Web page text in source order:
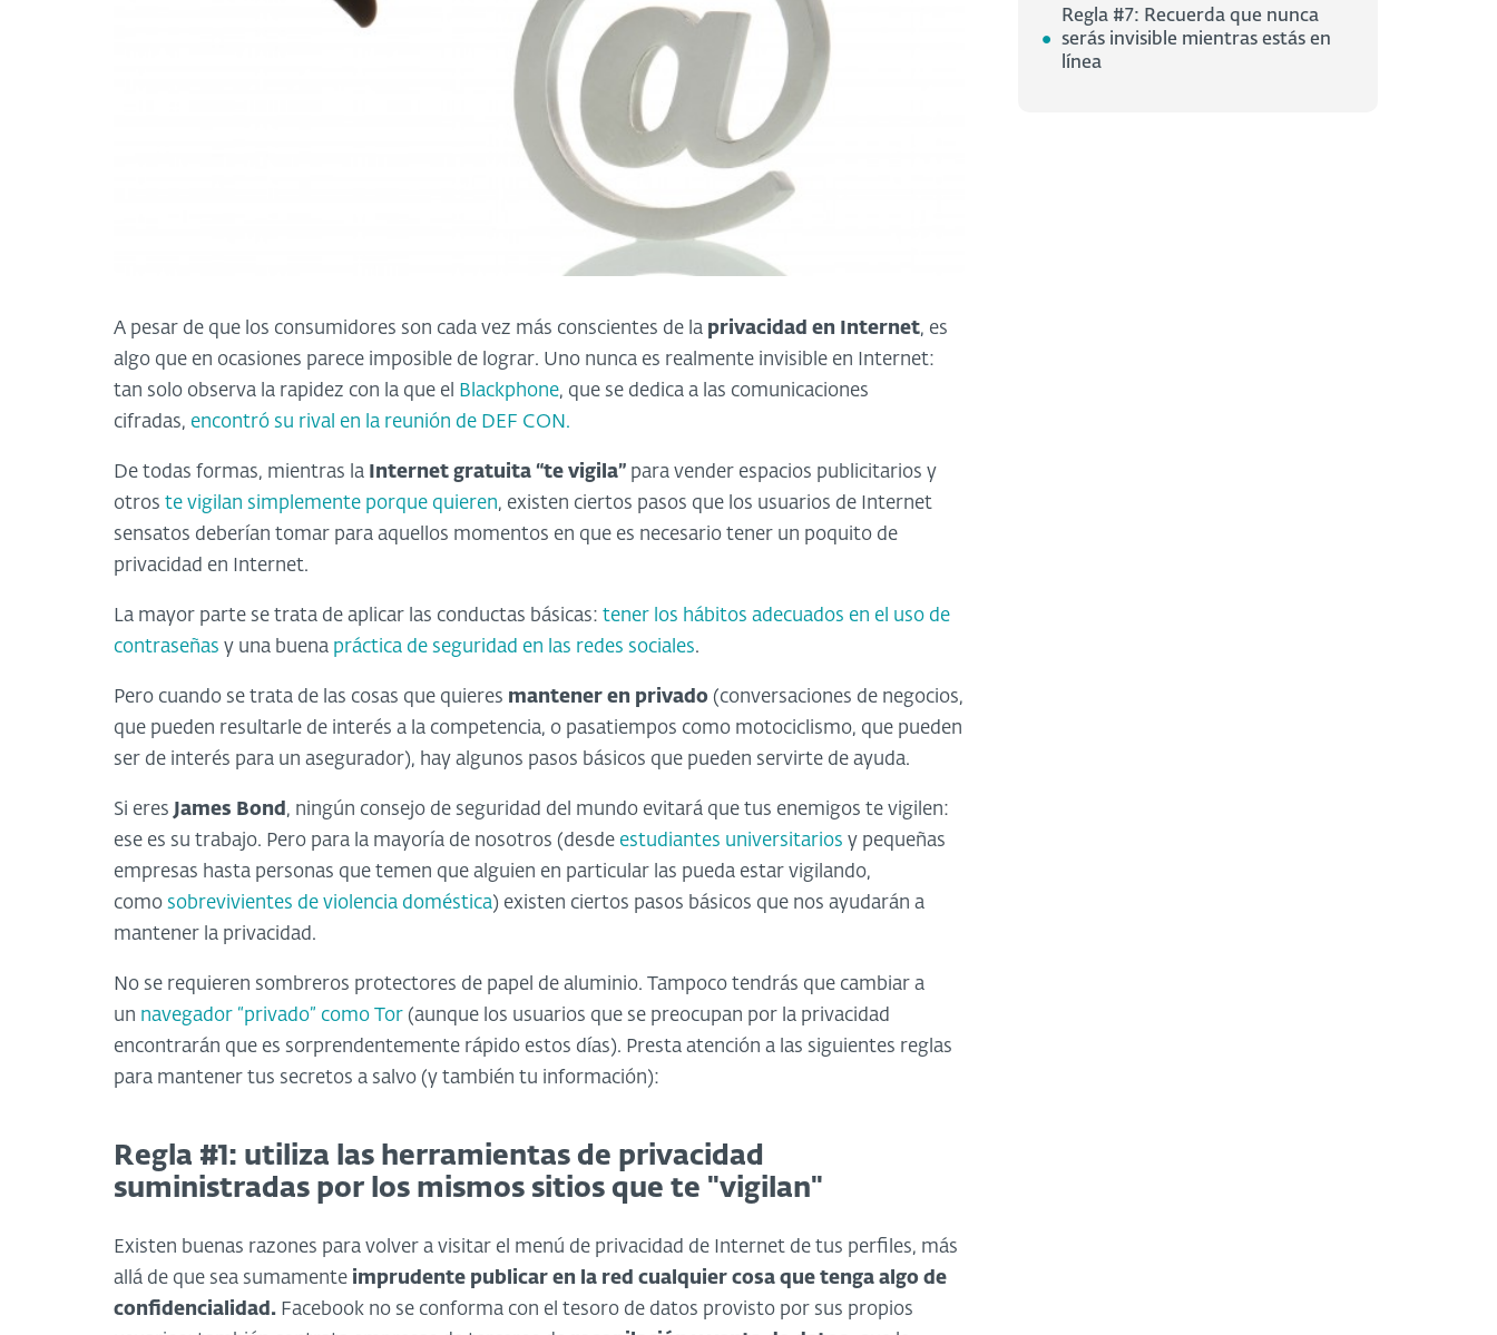
A pesar de que los consumidores son cada vez más conscientes de la privacidad en Internet, es
algo que en ocasiones parece imposible de lograr. Uno nunca es realmente invisible en Internet:
tan solo observa la rapidez con la que el
Blackphone, que se dedica a las comunicaciones
cifradas, encontró su rival en la reunión de DEF CON.
De todas formas, mientras la Internet gratuita “te vigila” para vender espacios publicitarios y
otros te vigilan simplemente porque quieren, existen ciertos pasos que los usuarios de Internet
sensatos deberían tomar para aquellos momentos en que es necesario tener un poquito de
privacidad en Internet.
La mayor parte se trata de aplicar las conductas básicas: tener los hábitos adecuados en el uso de
contraseñas y una buena práctica de seguridad en las redes sociales.
Pero cuando se trata de las cosas que quieres mantener en privado (conversaciones de negocios,
que pueden resultarle de interés a la competencia, o pasatiempos como motociclismo, que pueden
ser de interés para un asegurador), hay algunos pasos básicos que pueden servirte de ayuda.
Si eres James Bond , ningún consejo de seguridad del mundo evitará que tus enemigos te vigilen:
ese es su trabajo. Pero para la mayoría de nosotros (desde estudiantes universitarios y pequeñas
empresas hasta personas que temen que alguien en particular las pueda estar vigilando,
como sobrevivientes de violencia doméstica) existen ciertos pasos básicos que nos ayudarán a
mantener la privacidad.
No se requieren sombreros protectores de papel de aluminio. Tampoco tendrás que cambiar a
un navegador “privado” como Tor (aunque los usuarios que se preocupan por la privacidad
encontrarán que es sorprendentemente rápido estos días). Presta atención a las siguientes reglas
para mantener tus secretos a salvo (y también tu información):
Regla #1: utiliza las herramientas de privacidad
suministradas por los mismos sitios que te "vigilan"
Existen buenas razones para volver a visitar el menú de privacidad de Internet de tus perfiles, más
allá de que sea sumamente imprudente publicar en la red cualquier cosa que tenga algo de
confidencialidad. Facebook no se conforma con el tesoro de datos provisto por sus propios
Regla #7: Recuerda que nunca
serás invisible mientras estás en
línea